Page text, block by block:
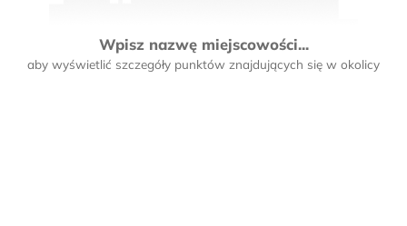
Wpisz nazwę miejscowości...
aby wyświetlić szczegóły punktów znajdujących się w okolicy